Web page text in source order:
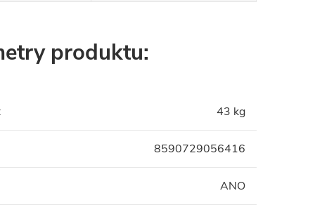
produktu:
43 kg
8590729056416
ANO